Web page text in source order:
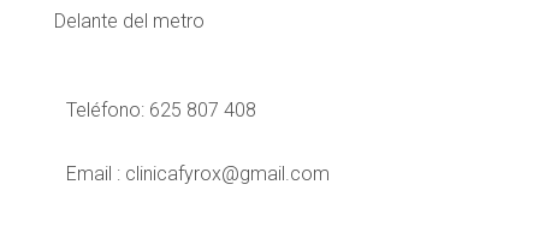
Delante del metro
Teléfono: 625 807 408
Email : clinicafyrox@gmail.com